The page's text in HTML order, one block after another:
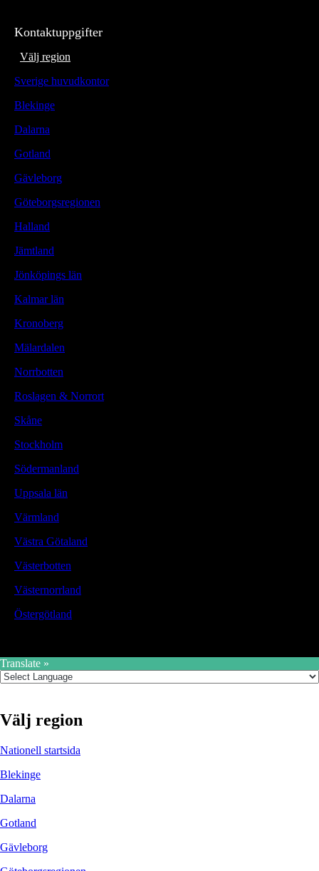
Kontaktuppgifter
Välj region
Sverige huvudkontor
Blekinge
Dalarna
Gotland
Gävleborg
Göteborgsregionen
Halland
Jämtland
Jönköpings län
Kalmar län
Kronoberg
Mälardalen
Norrbotten
Roslagen & Norrort
Skåne
Stockholm
Södermanland
Uppsala län
Värmland
Västra Götaland
Västerbotten
Västernorrland
Östergötland
Translate »
Välj region
Nationell startsida
Blekinge
Dalarna
Gotland
Gävleborg